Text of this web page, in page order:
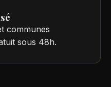
communes
sous 48h.